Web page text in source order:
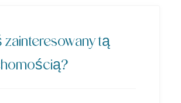
zainteresowany tą